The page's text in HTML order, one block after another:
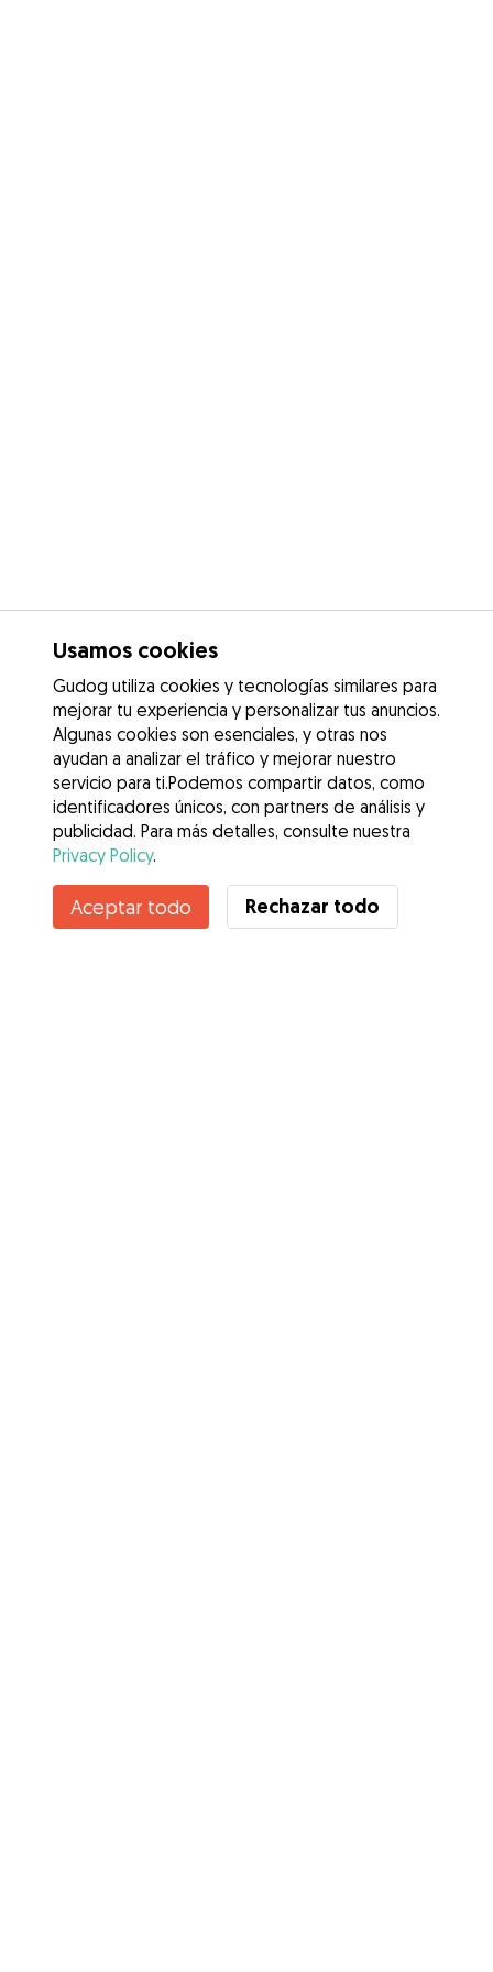
Usamos cookies
Gudog utiliza cookies y tecnologías similares para
mejorar tu experiencia y personalizar tus anuncios.
Algunas cookies son esenciales, y otras nos
ayudan a analizar el tráfico y mejorar nuestro
servicio para ti.Podemos compartir datos, como
identificadores únicos, con partners de análisis y
publicidad. Para más detalles, consulte nuestra
Privacy Policy.
Aceptar todo Rechazar todo